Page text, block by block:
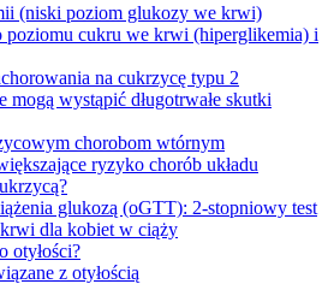
(niski poziom glukozy we krwi)
cukru we krwi (hiperglikemia) i
na cukrzycę typu 2
mogą wystąpić długotrwałe skutki
chorobom wtórnym
ryzyko chorób układu
glukozą (oGTT): 2-stopniowy test
dla kobiet w ciąży
otyłości?
z otyłością